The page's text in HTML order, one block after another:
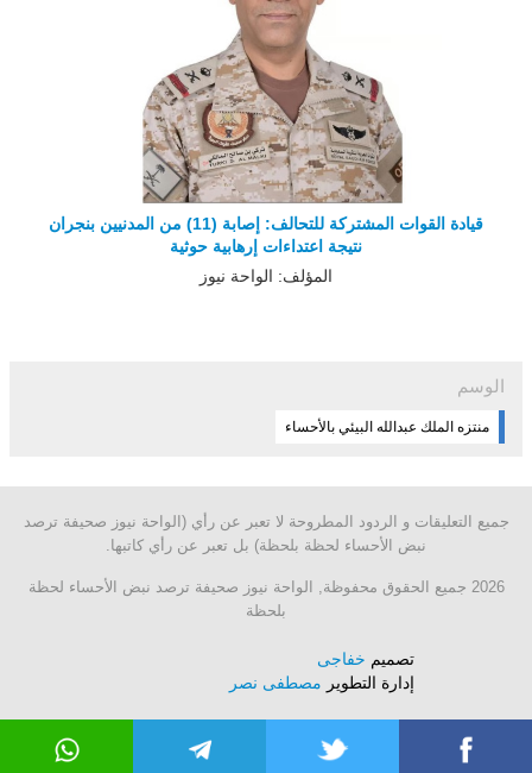
قيادة القوات المشتركة للتحالف: إصابة (11) من المدنيين بنجران
نتيجة اعتداءات إرهابية حوثية
المؤلف: الواحة نيوز
الوسم
منتزه الملك عبدالله البيئي بالأحساء
جميع التعليقات و الردود المطروحة لا تعبر عن رأي (الواحة نيوز صحيفة ترصد
نبض الأحساء لحظة بلحظة) بل تعبر عن رأي كاتبها.
2026 جميع الحقوق محفوظة, الواحة نيوز صحيفة ترصد نبض الأحساء لحظة
بلحظة
تصميم خفاجى
إدارة التطوير مصطفى نصر